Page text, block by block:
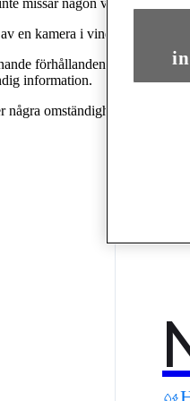
en kamera i vindrutan och
förhållanden är det lätt
information.
omständigheter